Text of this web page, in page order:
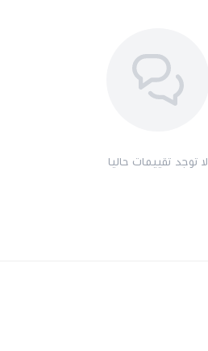
لا توجد تقييمات حاليا